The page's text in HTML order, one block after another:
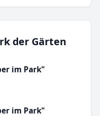
der Gärten
im Park"
im Park"